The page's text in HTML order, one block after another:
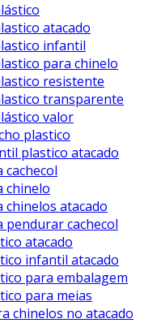
atacado
infantil
para chinelo
resistente
transparente
valor
plastico
plastico atacado
cachecol
chinelo
chinelos atacado
pendurar cachecol
atacado
infantil atacado
para embalagem
para meias
chinelos no atacado